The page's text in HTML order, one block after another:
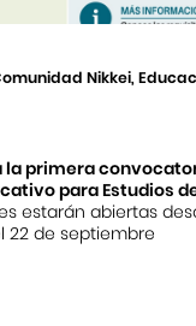
Nikkei,
la primera
para Estudios de
estarán abiertas
22 de septiembre